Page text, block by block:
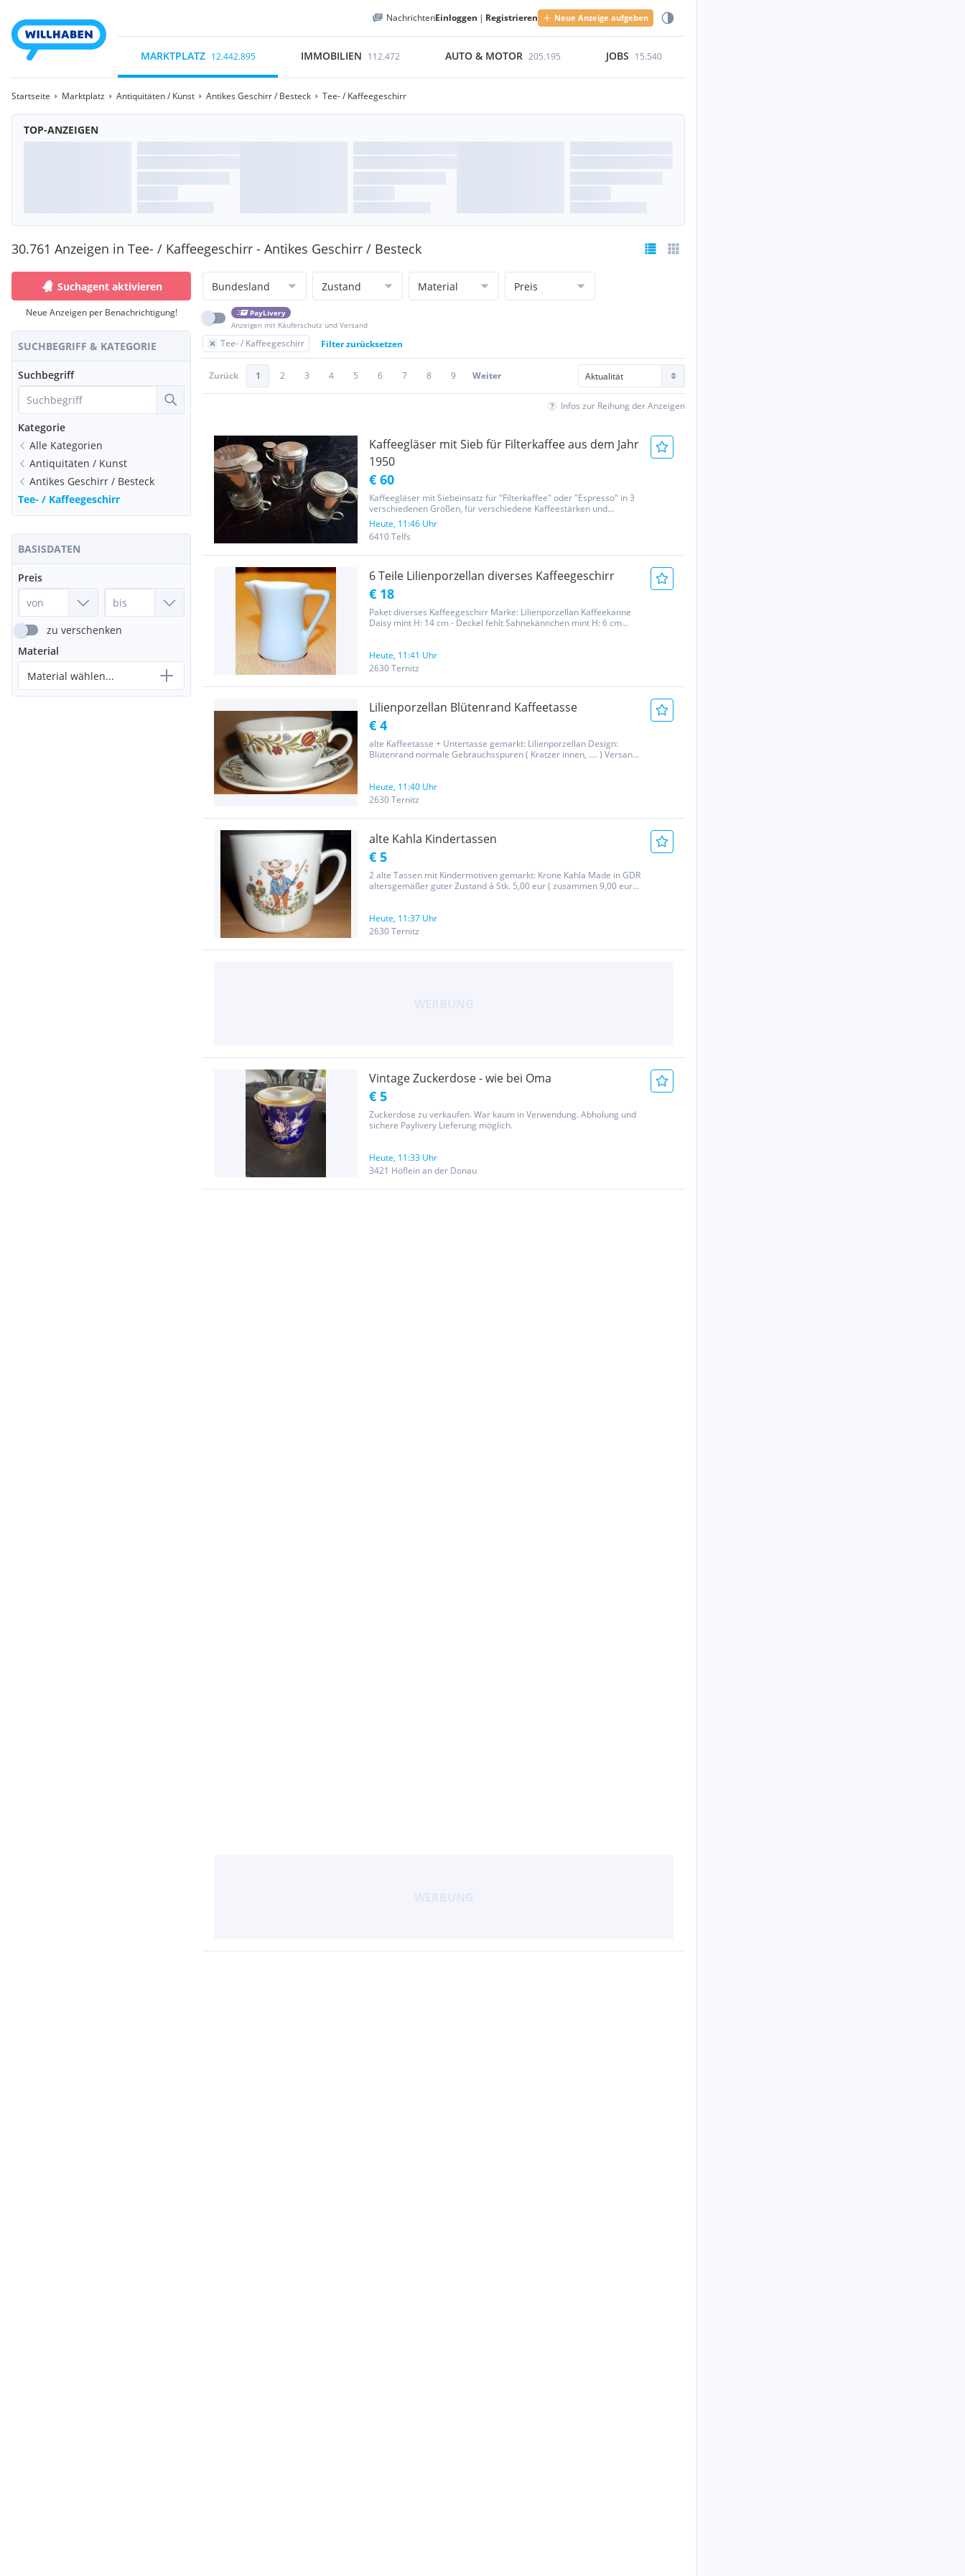
NachrichtenEinloggen | Registrieren Neue Anzeige aufgeben
MARKTPLATZ 12.442.895 IMMOBILIEN 112.472 AUTO & MOTOR 205.195 JOBS 15.540
Startseite Marktplatz Antiquitäten / Kunst Antikes Geschirr / Besteck Tee- / Kaffeegeschirr
TOP-ANZEIGEN
30.761 Anzeigen in Tee- / Kaffeegeschirr - Antikes Geschirr / Besteck
Suchagent aktivieren
Neue Anzeigen per Benachrichtigung!
SUCHBEGRIFF & KATEGORIE
Suchbegriff
Kategorie
Alle Kategorien
Antiquitäten / Kunst
Antikes Geschirr / Besteck
Tee- / Kaffeegeschirr
BASISDATEN
Preis
zu verschenken
Material
Material wählen...
Bundesland Zustand Material Preis
PayLivery
Anzeigen mit Käuferschutz und Versand
Tee- / Kaffeegeschirr Filter zurücksetzen
Zurück 1 2 3 4 5 6 7 8 9 Weiter
Infos zur Reihung der Anzeigen
Kaffeegläser mit Sieb für Filterkaffee aus dem Jahr
1950
€ 60
Kaffeegläser mit Siebeinsatz für "Filterkaffee" oder "Espresso" in 3
verschiedenen Größen, für verschiedene Kaffeestärken und
Mengen wurde in den 1950er Jahren verwendet Glashalter und Sieb
aus Metall, Tasse bzw. Becher aus Glas Kann auch für Tee...
Heute, 11:46 Uhr
6410 Telfs
6 Teile Lilienporzellan diverses Kaffeegeschirr
€ 18
Paket diverses Kaffeegeschirr Marke: Lilienporzellan Kaffeekanne
Daisy mint H: 14 cm - Deckel fehlt Sahnekännchen mint H: 6 cm
Heute, 11:41 Uhr
2630 Ternitz
Lilienporzellan Blütenrand Kaffeetasse
€ 4
alte Kaffeetasse + Untertasse gemarkt: Lilienporzellan Design:
Blütenrand normale Gebrauchsspuren ( Kratzer innen, .... ) Versand
Heute, 11:40 Uhr
2630 Ternitz
alte Kahla Kindertassen
€ 5
2 alte Tassen mit Kindermotiven gemarkt: Krone Kahla Made in GDR
altersgemäßer guter Zustand á Stk. 5,00 eur ( zusammen 9,00 eur )
Heute, 11:37 Uhr
2630 Ternitz
Vintage Zuckerdose - wie bei Oma
€ 5
Zuckerdose zu verkaufen. War kaum in Verwendung. Abholung und
sichere Paylivery Lieferung möglich.
Heute, 11:33 Uhr
3421 Höflein an der Donau